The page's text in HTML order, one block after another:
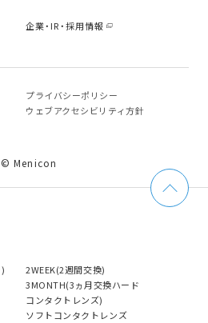
企業・IR・採用情報
プライバシーポリシー
ウェブアクセシビリティ方針
© Menicon
2WEEK(2週間交換)
3MONTH(3ヵ月交換ハード
コンタクトレンズ)
ソフトコンタクトレンズ